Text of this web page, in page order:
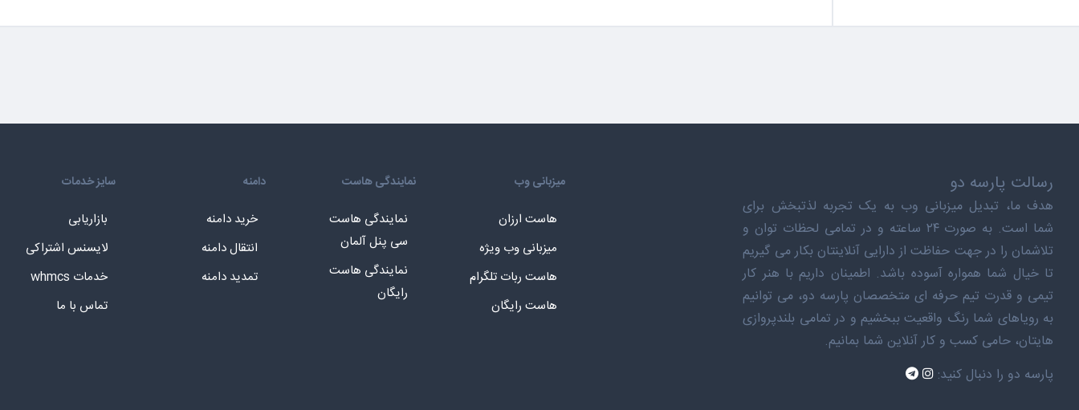
رسالت پارسه دو
هدف ما، تبدیل میزبانی وب به یک تجربه لذتبخش برای
شما است. به صورت ۲۴ ساعته و در تمامی لحظات توان و
تلاشمان را در جهت حفاظت از دارایی آنلاینتان بکار می گیریم
تا خیال شما همواره آسوده باشد. اطمینان داریم با هنر کار
تیمی و قدرت تیم حرفه ای متخصصان پارسه دو، می توانیم
به رویاهای شما رنگ واقعیت ببخشیم و در تمامی بلندپروازی
هایتان، حامی کسب و کار آنلاین شما بمانیم.
پارسه دو را دنبال کنید:
میزبانی وب
هاست ارزان
میزبانی وب ویژه
هاست ربات تلگرام
هاست رایگان
نمایندگی هاست
نمایندگی هاست
سی پنل آلمان
نمایندگی هاست
رایگان
دامنه
خرید دامنه
انتقال دامنه
تمدید دامنه
سایز خدمات
بازاریابی
لایسنس اشتراکی
خدمات whmcs
تماس با ما